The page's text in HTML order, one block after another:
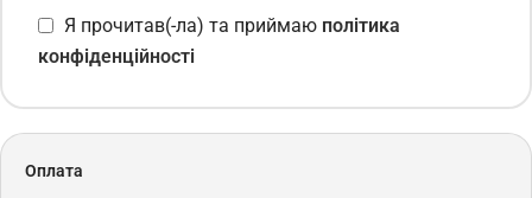
Я прочитав(-ла) та приймаю політика
конфіденційності
Оплата